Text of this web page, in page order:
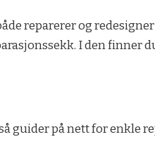
reparerer og
I den finner
guider på nett for enkle